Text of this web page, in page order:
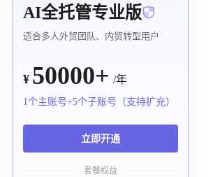
AI全托管专业版
适合多人外贸团队、内贸转型用户
¥ 50000+ /年
1个主账号+5个子账号（支持扩充）
立即开通
套餐权益